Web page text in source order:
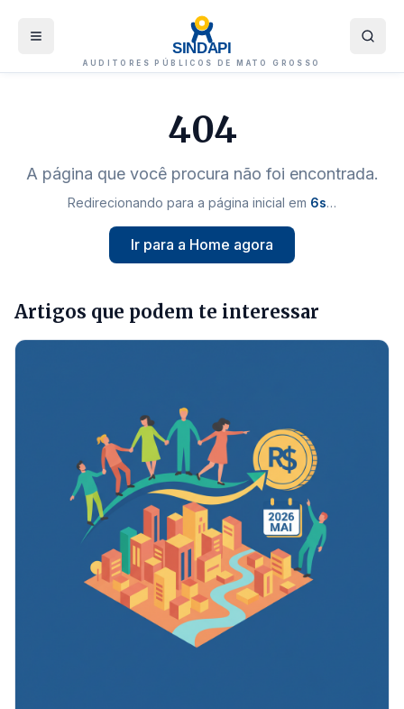
SINDAPI
AUDITORES PÚBLICOS DE MATO GROSSO
404
A página que você procura não foi encontrada.
Redirecionando para a página inicial em 6s…
Ir para a Home agora
Artigos que podem te interessar